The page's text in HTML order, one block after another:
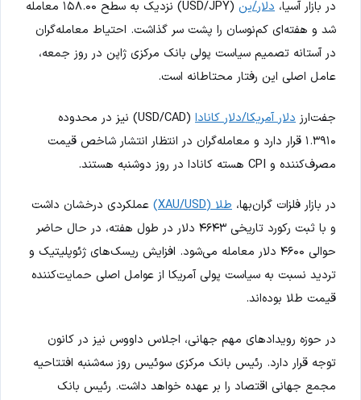
در بازار آسیا، دلار/ین
(USD/JPY) نزدیک به سطح ۱۵۸.۰۰ معامله
شد و هفته‌ای کم‌نوسان را پشت سر گذاشت. احتیاط معامله‌گران
در آستانه تصمیم سیاست پولی بانک مرکزی ژاپن در روز جمعه،
عامل اصلی این رفتار محتاطانه است.
جفت‌ارز دلار آمریکا/دلار کانادا
(USD/CAD) نیز در محدوده
۱.۳۹۱۰ قرار دارد و معامله‌گران در انتظار انتشار شاخص قیمت
مصرف‌کننده و CPI هسته کانادا در روز دوشنبه هستند.
در بازار فلزات گران‌بها، طلا (XAU/USD)
عملکردی درخشان داشت
و با ثبت رکورد تاریخی ۴۶۴۳ دلار در طول هفته، در حال حاضر
حوالی ۴۶۰۰ دلار معامله می‌شود. افزایش ریسک‌های ژئوپلیتیک و
تردید نسبت به سیاست پولی آمریکا از عوامل اصلی حمایت‌کننده
قیمت طلا بوده‌اند.
در حوزه رویدادهای مهم جهانی، اجلاس داووس نیز در کانون
توجه قرار دارد. رئیس بانک مرکزی سوئیس روز سه‌شنبه افتتاحیه
مجمع جهانی اقتصاد را بر عهده خواهد داشت. رئیس بانک